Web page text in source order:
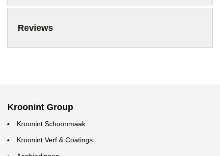
Reviews
Kroonint Group
Kroonint Schoonmaak
Kroonint Verf & Coatings